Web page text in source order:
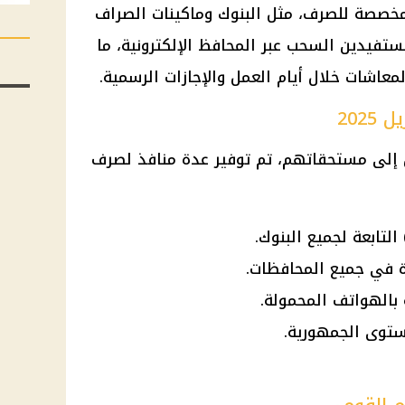
للصرف، مثل البنوك وماكينات الصراف
السحب عبر المحافظ الإلكترونية، ما
خلال أيام العمل والإجازات الرسمية.
مستحقاتهم، تم توفير عدة منافذ لصرف
في جميع المحافظات.
بالهواتف المحمولة.
الجمهورية.